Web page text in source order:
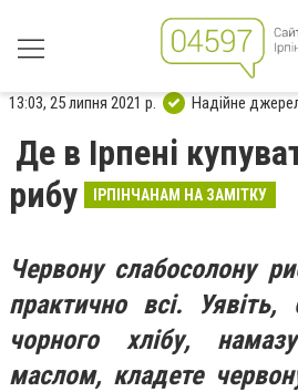
13:03, 25 липня 2021 р. Надійне
Де в Ірпені
рибу
ІРПІНЧАНАМ НА ЗАМІТКУ
Червону слабосолону
практично всі. Уявіть,
чорного хлібу,
маслом, кладете